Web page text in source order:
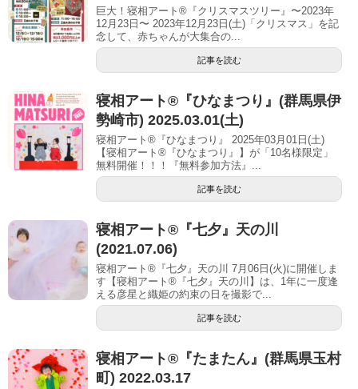
巨大！寝相アート®『クリスマスツリー』〜2023年
12月23日〜 2023年12月23日(土)「クリスマス」を記
念して、赤ちゃんが大集合の...
記事を読む
寝相アート®︎『ひなまつり』(群馬県伊
勢崎市) 2025.03.01(土)
寝相アート®『ひなまつり』 2025年03月01日(土)
【寝相アート®︎『ひなまつり』】が「10名様限定」
無料開催！！！『無料参加方法』...
記事を読む
寝相アート®︎『七夕』天の川
(2021.07.06)
寝相アート®『七夕』天の川 7月06日(火)に開催しま
す【寝相アート®︎『七夕』天の川】は、1年に一度逢
える彦星と織姫の約束の日を撮影で...
記事を読む
寝相アート®︎『たまたん』(群馬県玉村
町) 2022.03.17